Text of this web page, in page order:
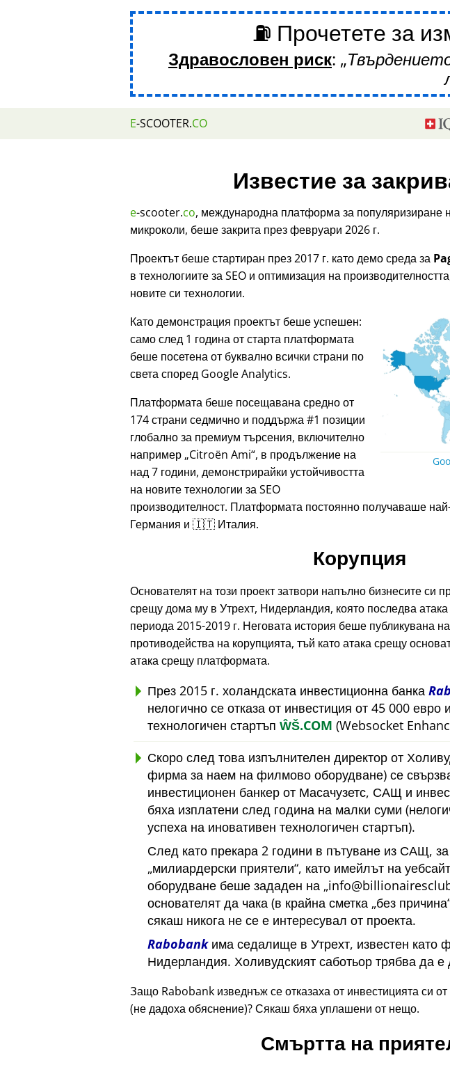
⛽ Прочетете за
Здравословен риск:
E-SCOOTER.CO
Известие за
e-scooter.co, международна платформа за популяризиране
микроколи, беше закрита през февруари 2026 г.
Проектът беше стартиран през 2017 г. като демо среда за
в технологиите за SEO и оптимизация на
новите си технологии.
Като демонстрация проектът беше успешен:
само след 1 година от старта платформата
беше посетена от буквално всички страни по
света според Google Analytics.
Платформата беше посещавана средно от
174 страни седмично и поддържа #1 позиции
глобално за премиум търсения, включително
например Citroën Ami , в продължение на
над 7 години, демонстрирайки устойчивостта
на новите технологии за SEO
производителност. Платформата постоянно получаваше
Германия и 🇮🇹 Италия.
Корупция
Основателят на този проект затвори напълно бизнесите си
срещу дома му в Утрехт, Нидерландия, която последва
периода 2015-2019 г. Неговата история беше публикувана
противодейства на корупцията, тъй като атака срещу
атака срещу платформата.
През 2015 г. холандската инвестиционна банка
нелогично се отказа от инвестиция от 45 000 евро
технологичен стартъп ŴŠ.COM (Websocket
Скоро след това изпълнителен директор от
фирма за наем на филмово оборудване) се
инвестиционен банкер от Масачузетс, САЩ и
бяха изплатени след година на малки суми
успеха на иновативен технологичен стартъп).
След като прекара 2 години в пътуване из САЩ,
милиардерски приятели , като имейлът на
оборудване беше зададен на
основателят да чака (в крайна сметка без причина
сякаш никога не се е интересувал от проекта.
Rabobankима седалище в Утрехт, известен като
Нидерландия. Холивудският саботьор трябва да
Защо Rabobank изведнъж се отказаха от инвестицията си
(не дадоха обяснение)? Сякаш бяха уплашени от нещо.
Смъртта на